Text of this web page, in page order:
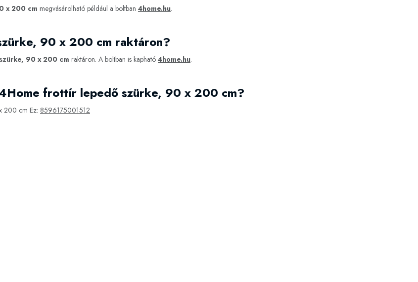
x 200 cm megvásárolható például a boltban 4home.hu.
90 x 200 cm raktáron?
90 x 200 cm raktáron. A boltban is kapható 4home.hu.
frottír lepedő szürke, 90 x 200 cm?
200 cm Ez: 8596175001512